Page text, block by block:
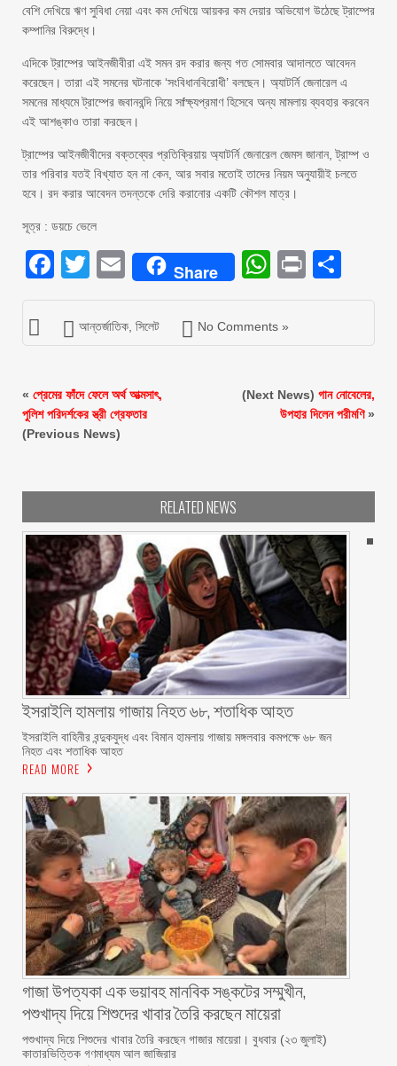
বেশি দেখিয়ে ঋণ সুবিধা নেয়া এবং কম দেখিয়ে আয়কর কম দেয়ার অভিযোগ উঠেছে ট্রাম্পের
কম্পানির বিরুদ্ধে।
এদিকে ট্রাম্পের আইনজীবীরা এই সমন রদ করার জন্য গত সোমবার আদালতে আবেদন
করেছেন। তারা এই সমনের ঘটনাকে ‘সংবিধানবিরোধী’ বলছেন। অ্যাটর্নি জেনারেল এ
সমনের মাধ্যমে ট্রাম্পের জবানবন্দি নিয়ে সfক্ষ্যপ্রমাণ হিসেবে অন্য মামলায় ব্যবহার করবেন
এই আশঙ্কাও তারা করছেন।
ট্রাম্পের আইনজীবীদের বক্তব্যের প্রতিক্রিয়ায় অ্যাটর্নি জেনারেল জেমস জানান, ট্রাম্প ও
তার পরিবার যতই বিখ্যাত হন না কেন, আর সবার মতোই তাদের নিয়ম অনুযায়ীই চলতে
হবে। রদ করার আবেদন তদন্তকে দেরি করানোর একটি কৌশল মাত্র।
সূত্র : ডয়চে ভেলে
Facebook
Twitter
EmailShare Print
আন্তর্জাতিক সিলেট No Comments »
« প্রেমের ফাঁদে ফেলে অর্থ আত্মসাৎ,
পুলিশ পরিদর্শকের স্ত্রী গ্রেফতার
(Previous News)
(Next News) গান নোবেলের,
উপহার দিলেন পরীমণি»
RELATED NEWS
ইসরাইলি হামলায় গাজায় নিহত ৬৮, শতাধিক আহত
ইসরাইলি বাহিনীর বন্দুকযুদ্ধ এবং বিমান হামলায় গাজায় মঙ্গলবার কমপক্ষে ৬৮ জন
নিহত এবং শতাধিক আহত
READ MORE
গাজা উপত্যকা এক ভয়াবহ মানবিক সঙ্কটের সম্মুখীন,
পশুখাদ্য দিয়ে শিশুদের খাবার তৈরি করছেন মায়েরা
পশুখাদ্য দিয়ে শিশুদের খাবার তৈরি করছেন গাজার মায়েরা। বুধবার (২৩ জুলাই)
কাতারভিত্তিক গণমাধ্যম আল জাজিরার